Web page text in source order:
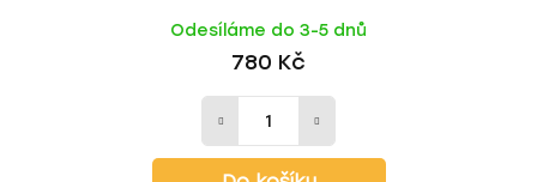
Odesíláme do 3-5 dnů
780 Kč